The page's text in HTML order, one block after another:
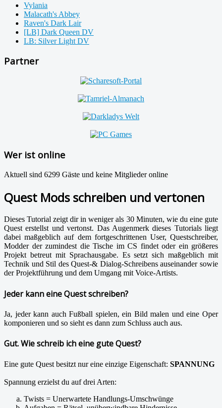
Vylania
Malacath's Abbey
Raven's Dark Lair
[LB] Dark Queen DV
LB: Silver Light DV
Partner
Wer ist online
Aktuell sind 6299 Gäste und keine Mitglieder online
Quest Mods schreiben und vertonen
Dieses Tutorial zeigt dir in weniger als 30 Minuten, wie du eine gute
Quest erstellst und vertonst. Das Augenmerk dieses Tutorials liegt
dabei maßgeblich auf dem fortgeschrittenen User, Questschreiber,
Modder der zumindest die Tische im CS findet oder ein größeres
Projekt betreut mit Sprachausgabe. Es setzt sich maßgeblich mit
Technik und Stil des Quest-& Dialog-Schreibens auseinander sowie
der Projektführung und dem Umgang mit Voice-Artists.
Jeder kann eine Quest schreiben?
Ja, jeder kann auch Fußball spielen, ein Bild malen und eine Oper
komponieren und so sieht es dann zum Schluss auch aus.
Gut. Wie schreib ich eine gute Quest?
Eine gute Quest besitzt nur eine einzige Eigenschaft: SPANNUNG
Spannung erzielst du auf drei Arten:
Twists = Unerwartete Handlungs-Umschwünge